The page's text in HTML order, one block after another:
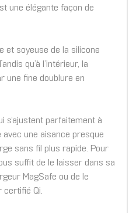
une élégante façon de
et soyeuse de la silicone
qu’à l’intérieur, la
une fine doublure en
s’ajustent parfaitement à
avec une aisance presque
sans fil plus rapide. Pour
suffit de le laisser dans sa
MagSafe ou de le
certifié Qi.